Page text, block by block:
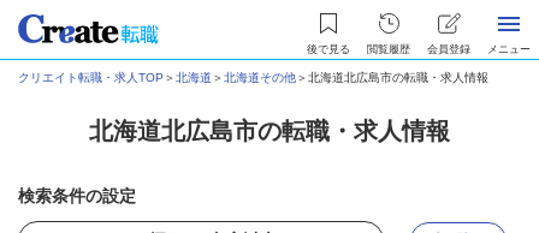
後で見る 閲覧履歴 会員登録 メニュー
クリエイト転職・求人TOP ＞北海道 ＞北海道その他＞北海道北広島市の転職・求人情報
北海道北広島市の転職・求人情報
検索条件の設定